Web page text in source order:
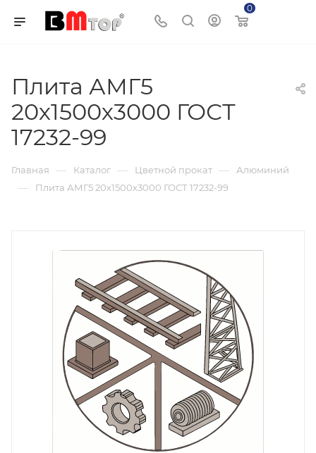
0
Плита АМГ5
20х1500х3000 ГОСТ
17232-99
Главная — Каталог — Цветной прокат — Алюминий
— Плита АМГ5 20х1500х3000 ГОСТ 17232-99